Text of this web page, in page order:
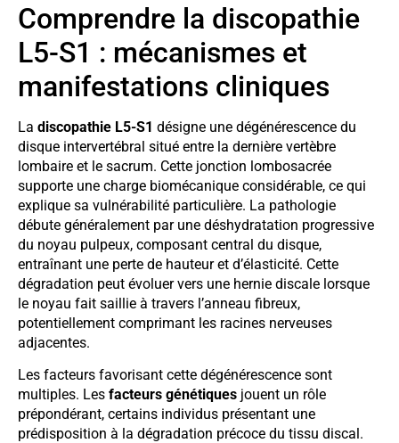
Comprendre la discopathie
L5-S1 : mécanismes et
manifestations cliniques
La discopathie L5-S1 désigne une dégénérescence du
disque intervertébral situé entre la dernière vertèbre
lombaire et le sacrum. Cette jonction lombosacrée
supporte une charge biomécanique considérable, ce qui
explique sa vulnérabilité particulière. La pathologie
débute généralement par une déshydratation progressive
du noyau pulpeux, composant central du disque,
entraînant une perte de hauteur et d’élasticité. Cette
dégradation peut évoluer vers une hernie discale lorsque
le noyau fait saillie à travers l’anneau fibreux,
potentiellement comprimant les racines nerveuses
adjacentes.
Les facteurs favorisant cette dégénérescence sont
multiples. Les facteurs génétiques jouent un rôle
prépondérant, certains individus présentant une
prédisposition à la dégradation précoce du tissu discal.